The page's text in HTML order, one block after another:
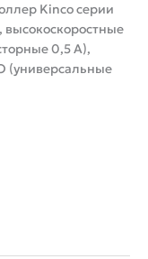
Kinco серии
высокоскоростные
0,5 А),
(универсальные